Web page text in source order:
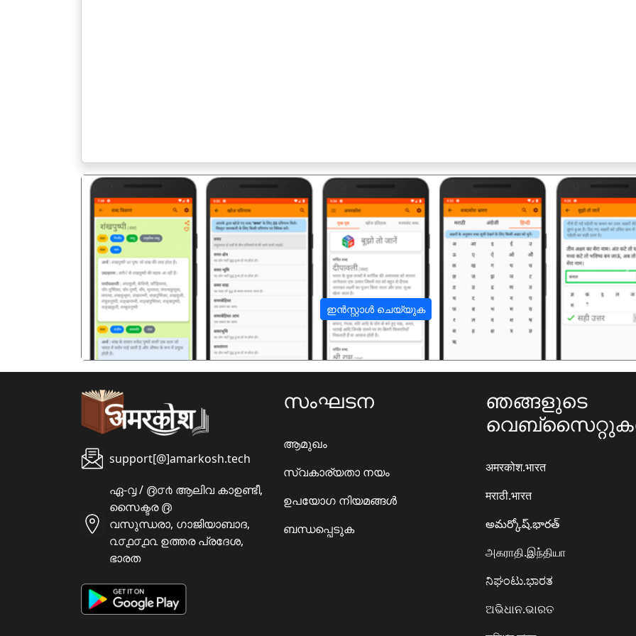
ഇൻസ്റ്റാൾ ചെയ്യുക
पिछला
support[@]amarkosh.tech
ഏ-൮ / ൫൦൪ ആലിവ കാഉണ്ടീ,
സൈക്ടര ൫
വസുന്ധരാ, ഗാജിയാബാദ,
൨൦൧൦൧൨ ഉത്തര പ്രദേശ,
ഭാരത
സംഘടന
ആമുഖം
സ്വകാര്യതാ നയം
ഉപയോഗ നിയമങ്ങൾ
ബന്ധപ്പെടുക
ഞങ്ങളുടെ
अमरकोश.भारत
मराठी.भारत
అమర్కోష్.భారత్
அகராதி.இந்தியா
ನಿಘಂಟು.ಭಾರತ
ଅଭିଧାନ.ଭାରତ